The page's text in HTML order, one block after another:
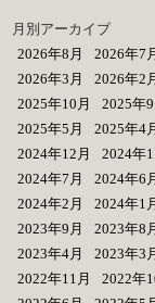
月別アーカイブ
2026年8月
2026年7
2026年3月
2026年2
2025年10月
2025年9
2025年5月
2025年4
2024年12月
2024年
2024年7月
2024年6
2024年2月
2024年1
2023年9月
2023年8
2023年4月
2023年3
2022年11月
2022年